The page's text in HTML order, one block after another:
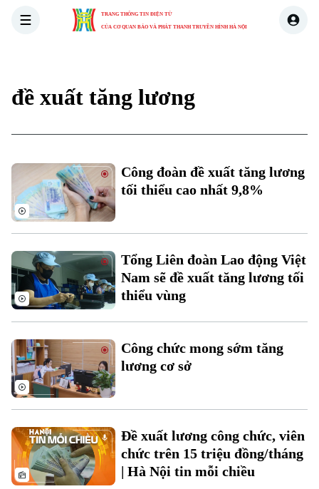
TRANG THÔNG TIN ĐIỆN TỬ
CỦA CƠ QUAN BÁO VÀ PHÁT THANH TRUYỀN HÌNH HÀ NỘI
Xu hướng
Chuyên mục
Thời sự
Hà Nội
Hà Nội
đề xuất tăng lương
Công đoàn đề xuất tăng lương
tối thiểu cao nhất 9,8%
Tổng Liên đoàn Lao động Việt
Nam sẽ đề xuất tăng lương tối
thiểu vùng
Công chức mong sớm tăng
lương cơ sở
Đề xuất lương công chức, viên
chức trên 15 triệu đồng/tháng
| Hà Nội tin mỗi chiều